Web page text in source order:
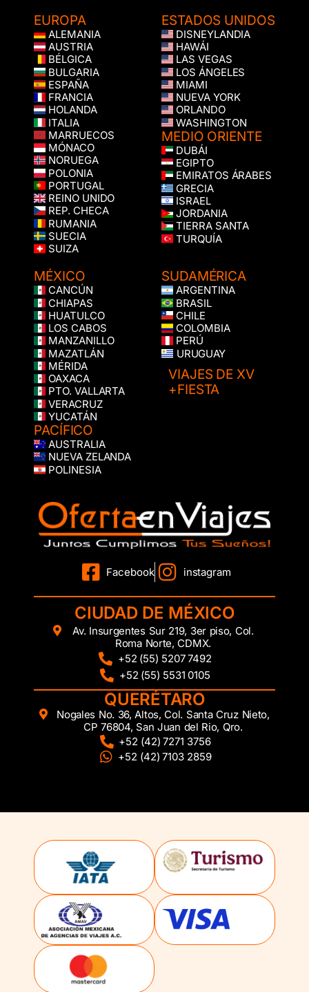
EUROPA
ALEMANIA
AUSTRIA
BÉLGICA
BULGARIA
ESPAÑA
FRANCIA
HOLANDA
ITALIA
MARRUECOS
MÓNACO
NORUEGA
POLONIA
PORTUGAL
REINO UNIDO
REP. CHECA
RUMANIA
SUECIA
SUIZA
ESTADOS UNIDOS
DISNEYLANDIA
HAWÁI
LAS VEGAS
LOS ÁNGELES
MIAMI
NUEVA YORK
ORLANDO
WASHINGTON
MEDIO ORIENTE
DUBÁI
EGIPTO
EMIRATOS ÁRABES
GRECIA
ISRAEL
JORDANIA
TIERRA SANTA
TURQUÍA
MÉXICO
CANCÚN
CHIAPAS
HUATULCO
LOS CABOS
MANZANILLO
MAZATLÁN
MÉRIDA
OAXACA
PTO. VALLARTA
VERACRUZ
YUCATÁN
PACÍFICO
AUSTRALIA
NUEVA ZELANDA
POLINESIA
SUDAMÉRICA
ARGENTINA
BRASIL
CHILE
COLOMBIA
PERÚ
URUGUAY
VIAJES DE XV
+FIESTA
Facebook instagram
CIUDAD DE MÉXICO
Av. Insurgentes Sur 219, 3er piso, Col.
Roma Norte, CDMX.
+52 (55) 5207 7492
+52 (55) 5531 0105
QUERÉTARO
Nogales No. 36, Altos, Col. Santa Cruz Nieto,
CP 76804, San Juan del Rio, Qro.
+52 (42) 7271 3756
+52 (42) 7103 2859